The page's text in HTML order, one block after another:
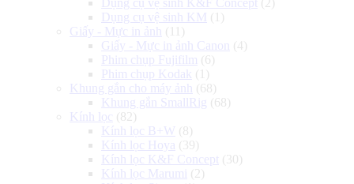
Dụng cụ vệ sinh K&F Concept (2)
Dụng cụ vệ sinh KM (1)
Giấy - Mực in ảnh
(11)
Giấy - Mực in ảnh Canon
(4)
Phim chụp Fujifilm (6)
Phim chụp Kodak (1)
Khung gắn cho máy ảnh
(68)
Khung gắn SmallRig (68)
Kính lọc (82)
Kính lọc B+W (8)
Kính lọc Hoya (39)
Kính lọc K&F Concept (30)
Kính lọc Marumi (2)